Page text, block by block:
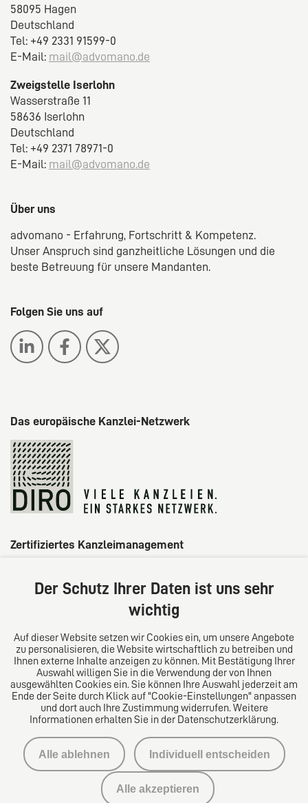
58095 Hagen
Deutschland
Tel: +49 2331 91599-0
E-Mail: mail@advomano.de
Zweigstelle Iserlohn
Wasserstraße 11
58636 Iserlohn
Deutschland
Tel: +49 2371 78971-0
E-Mail: mail@advomano.de
Über uns
advomano - Erfahrung, Fortschritt & Kompetenz.
Unser Anspruch sind ganzheitliche Lösungen und die
beste Betreuung für unsere Mandanten.
Folgen Sie uns auf
Das europäische Kanzlei-Netzwerk
Zertifiziertes Kanzleimanagement
Datenschutzerklärung
Der Schutz Ihrer Daten ist uns sehr
wichtig
Auf dieser Website setzen wir Cookies ein, um unsere Angebote
zu personalisieren, die Website wirtschaftlich zu betreiben und
Ihnen externe Inhalte anzeigen zu können. Mit Bestätigung Ihrer
Auswahl willigen Sie in die Verwendung der von Ihnen
ausgewählten Cookies ein. Sie können Ihre Auswahl jederzeit am
Ende der Seite durch Klick auf "Cookie-Einstellungen" anpassen
und dort auch Ihre Zustimmung widerrufen. Weitere
Informationen erhalten Sie in der Datenschutzerklärung.
Alle ablehnen Individuell entscheiden
Alle akzeptieren